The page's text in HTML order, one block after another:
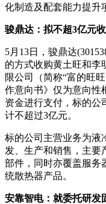
化制造及配套能力提升
骏鼎达：拟不超3亿元
5月13日，骏鼎达
的方式收购黄土旺和李
限公司（简称“富的旺
作意向书》仅为意向性
资金进行支付，标的公
计不超过3亿元。
标的公司主营业务为液
发、生产和销售，主要
部件，同时亦覆盖服务
统散热器产品。
安靠智电：就委托研发